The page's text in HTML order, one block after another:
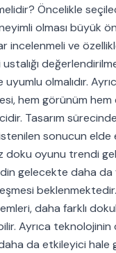
Öncelikle
olması büyük
incelenmeli ve
olmalıdır.
hem görünüm
Tasarım
sonucun elde
doku oyunu trendi
gelecekte daha da
daha farklı
Ayrıca teknolojinin
da etkileyici hale